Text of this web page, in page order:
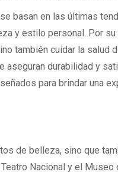
basan en las últimas
y estilo personal. Por
también cuidar la salud
aseguran durabilidad y
para brindar una
de belleza, sino que
Nacional y el Museo